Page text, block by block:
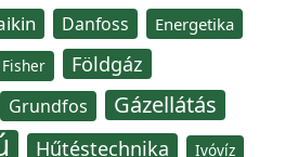
Danfoss Energetika
Fisher Földgáz
Grundfos Gázellátás
Hűtéstechnika Ivóvíz